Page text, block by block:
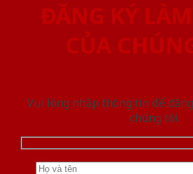
ĐĂNG KÝ
CỦA
Vui lòng nhập thông tin để
chúng tôi